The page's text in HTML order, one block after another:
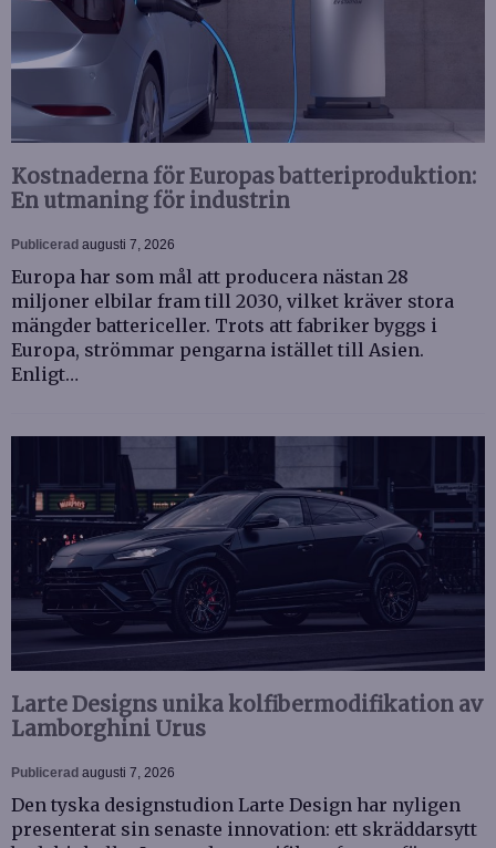
Kostnaderna för Europas batteriproduktion:
En utmaning för industrin
Publicerad augusti 7, 2026
Europa har som mål att producera nästan 28
miljoner elbilar fram till 2030, vilket kräver stora
mängder battericeller. Trots att fabriker byggs i
Europa, strömmar pengarna istället till Asien.
Enligt…
Larte Designs unika kolfibermodifikation av
Lamborghini Urus
Publicerad augusti 7, 2026
Den tyska designstudion Larte Design har nyligen
presenterat sin senaste innovation: ett skräddarsytt